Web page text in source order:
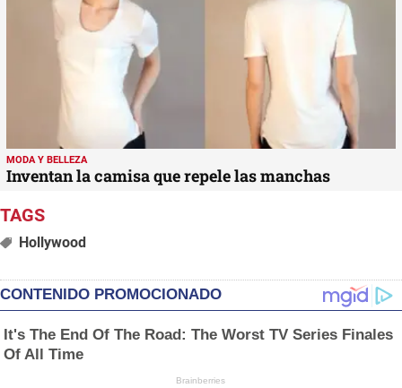
MODA Y BELLEZA
Inventan la camisa que repele las manchas
Hollywood
CONTENIDO PROMOCIONADO
It's The End Of The Road: The Worst TV Series Finales
Of All Time
Brainberries